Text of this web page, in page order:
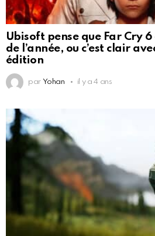
Ubisoft pense que Far Cry 6
de l’année, ou c’est clair
édition
par Yohan il y a 4 ans